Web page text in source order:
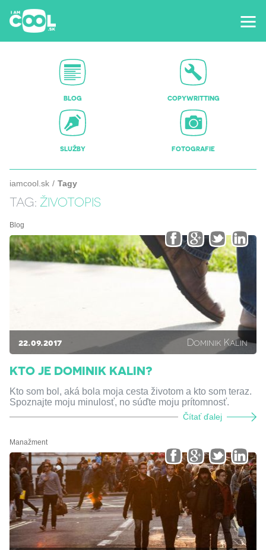
BLOG COPYWRITTING
SLUŽBY FOTOGRAFIE
iamcool.sk Tagy
TAG: ŽIVOTOPIS
Blog
22.09.2017 Dominik Kalin
KTO JE DOMINIK KALIN?
Kto som bol, aká bola moja cesta životom a kto som teraz.
Spoznajte moju minulosť, no súďte moju prítomnosť.
Čítať ďalej
Manažment